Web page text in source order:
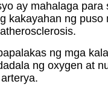
ay mahalaga
kakayahan ng
ng mga
ng oxygen at